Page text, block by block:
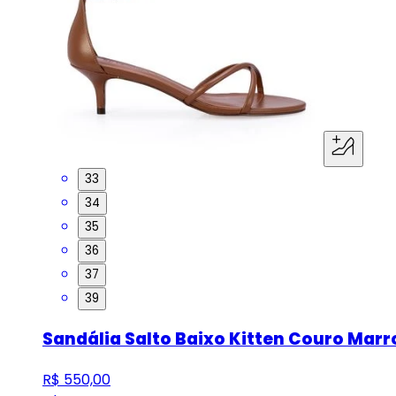
33
34
35
36
37
39
Sandália Salto Baixo Kitten Couro
R$ 550,00